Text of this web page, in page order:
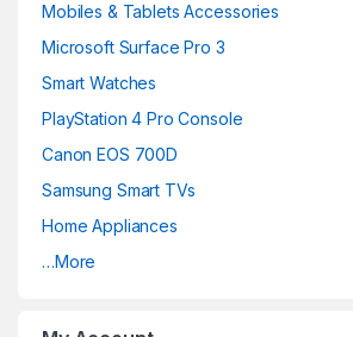
Mobiles & Tablets Accessories
Microsoft Surface Pro 3
Smart Watches
PlayStation 4 Pro Console
Canon EOS 700D
Samsung Smart TVs
Home Appliances
…More